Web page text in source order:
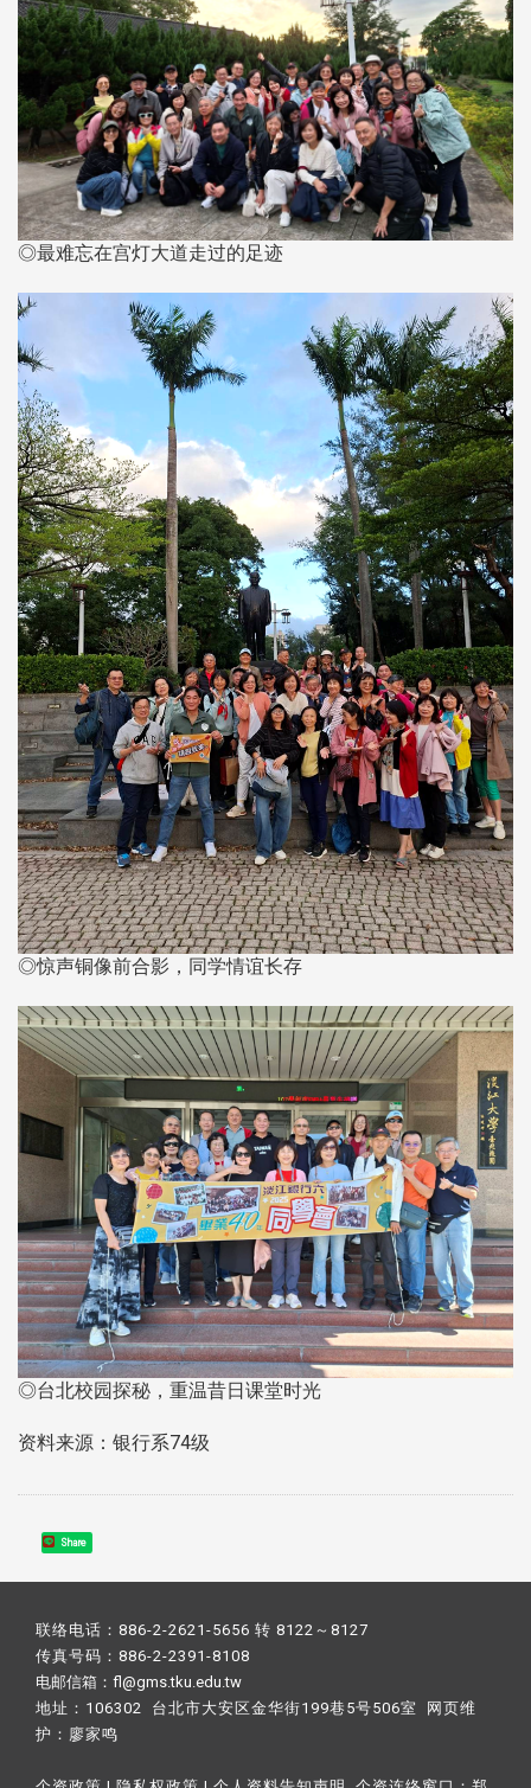
◎最难忘在宫灯大道走过的足迹
◎惊声铜像前合影，同学情谊长存
◎台北校园探秘，重温昔日课堂时光
资料来源：银行系74级
Share
联络电话：886-2-2621-5656 转 8122～8127
传真号码：886-2-2391-8108
电邮信箱：fl@gms.tku.edu.tw
地址：106302 台北市大安区金华街199巷5号506室 网页维
护： 廖家鸣​